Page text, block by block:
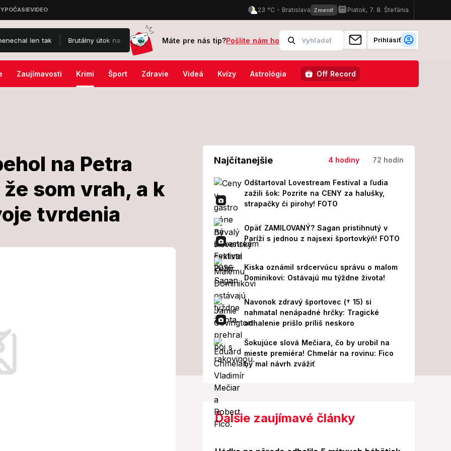
Brutálny útok na Jaromíra Soukupa: Skončil v nemocnici a je po operácii! Z jeho prvých slov MRAZÍ Odštartoval Lovestream
Máte pre nás tip?Pošlite nám ho Prihlásiť
Zaujímavosti Krimi Šport Zdravie Videá Kvízy Astrológia Off Record
na Petra
som vrah, a k
tvrdenia
vybehol na
sa, že
tvrdenia
24. augusta čítaním listín a
Najčítanejšie 4 hodiny 72 hodín
Odštartoval Lovestream Festival a ľudia
zažili šok: Pozrite na CENY za halušky,
strapačky či pirohy! FOTO
Opäť ZAMILOVANÝ? Sagan pristihnutý v
Paríži s jednou z najsexi športovkýň! FOTO
Kiska oznámil srdcervúcu správu o malom
Dominikovi: Ostávajú mu týždne života!
Navonok zdravý športovec († 15) si
nahmatal nenápadné hrčky: Tragické
odhalenie prišlo príliš neskoro
Šokujúce slová Mečiara, čo by urobil na
mieste premiéra! Chmelár na rovinu: Fico
by mal návrh zvážiť
Ďalšie zaujímavé články